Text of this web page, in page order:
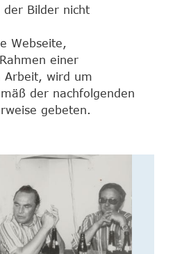
Bilder nicht
Webseite,
einer
Arbeit, wird um
der nachfolgenden
gebeten.